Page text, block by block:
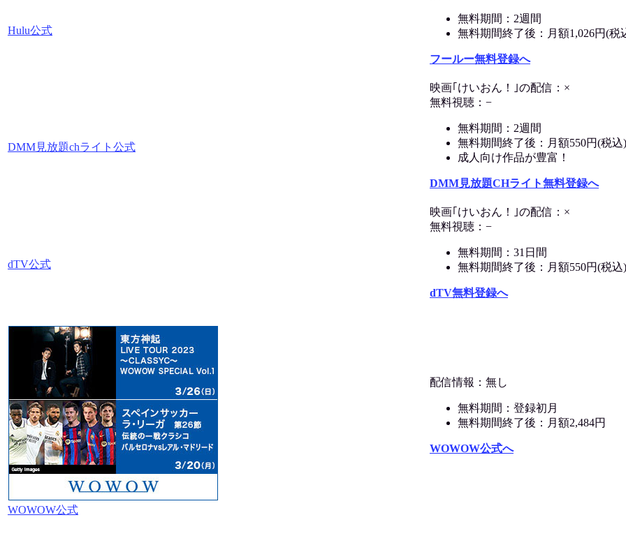
Hulu公式
無料期間：2週間
無料期間終了後：月額1,026円(税
フールー無料登録へ
DMM見放題chライト公式
映画｢けいおん！｣の配信：×
無料視聴：−
無料期間：2週間
無料期間終了後：月額550円(税込)
成人向け作品が豊富！
DMM見放題CHライト無料登録へ
dTV公式
映画｢けいおん！｣の配信：×
無料視聴：−
無料期間：31日間
無料期間終了後：月額550円(税込)
dTV無料登録へ
WOWOW公式
配信情報：無し
無料期間：登録初月
無料期間終了後：月額2,484円
WOWOW公式へ